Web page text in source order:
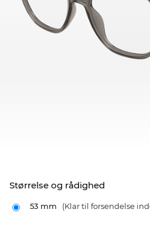
Størrelse og rådighed
53 mm (Klar til forsendelse